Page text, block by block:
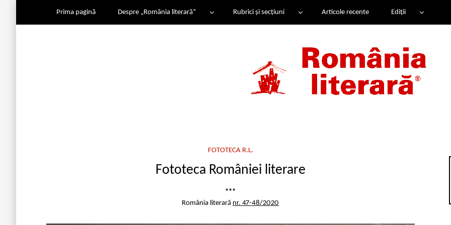
Prima pagină Despre „România literară” Rubrici și secțiuni Articole recente Ediții
FOTOTECA R.L.
Fototeca României literare
***
România literară nr. 47-48/2020